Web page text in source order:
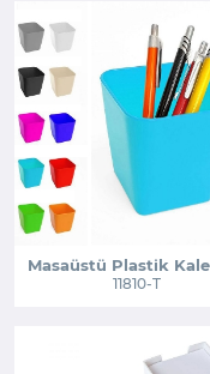
Masaüstü Plastik
11810-T